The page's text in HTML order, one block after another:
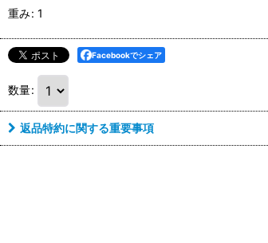
重み: 1
Facebookでシェア
数量:
返品特約に関する重要事項